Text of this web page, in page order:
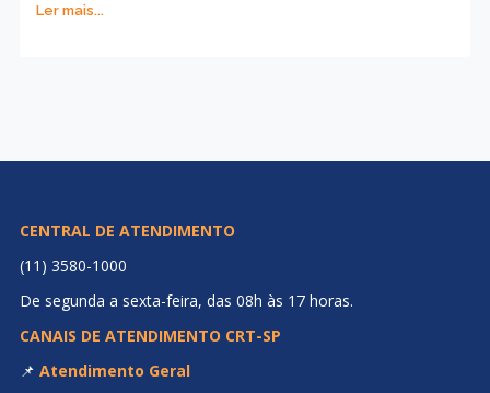
Ler mais...
CENTRAL DE ATENDIMENTO
(11) 3580-1000
De segunda a sexta-feira, das 08h às 17 horas.
CANAIS DE ATENDIMENTO CRT-SP
📌 Atendimento Geral